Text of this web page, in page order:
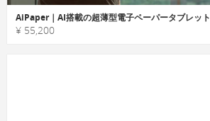
AiPaper｜AI搭載の超薄型電子ペーパータブレット
¥ 55,200